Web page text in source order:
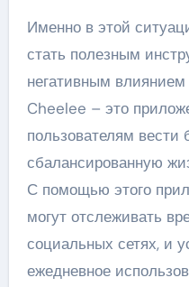
Именно в этой
стать полезным
негативным
Cheelee – это
пользователям вести
сбалансированную
С помощью этого
могут отслеживать
социальных сетях, и
ежедневное